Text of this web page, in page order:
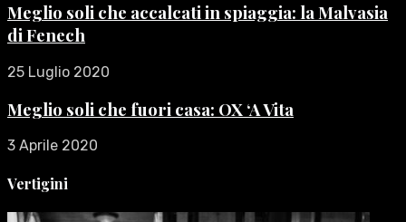
Meglio soli che accalcati in spiaggia: la Malvasia
di Fenech
25 Luglio 2020
Meglio soli che fuori casa: OX ‘A Vita
3 Aprile 2020
Vertigini